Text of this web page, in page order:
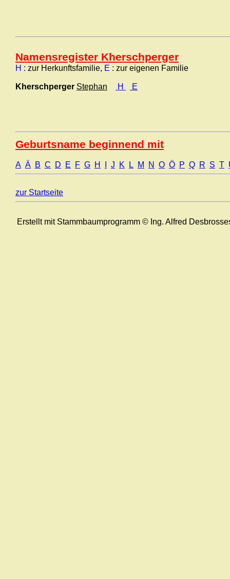
Namensregister Kherschperger
H : zur Herkunftsfamilie, E : zur eigenen Familie
Kherschperger Stephan H E
Geburtsname beginnend mit
A Ä B C D E F G H J K L M N O Ö P Q R S T
zur Startseite
Erstellt mit Stammbaumprogramm © Ing. Alfred